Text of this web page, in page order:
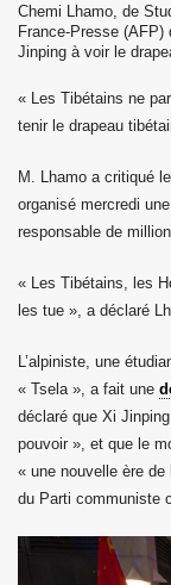
Chemi Lhamo, de
France-Presse (AFP)
Jinping à voir le
« Les Tibétains ne
tenir le drapeau
M. Lhamo a critiqué
organisé mercredi
responsable de
« Les Tibétains, les
les tue », a déclaré
L’alpiniste, une
« Tsela », a fait une
déclaré que Xi
pouvoir », et que le
« une nouvelle ère
du Parti communiste
Ministre
Mainpat en
le 10 Mars
une
le 10 Mars
du camp7